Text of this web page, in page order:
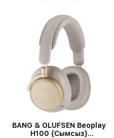
BANG & OLUFSEN Beoplay
H100 {Сымсыз}